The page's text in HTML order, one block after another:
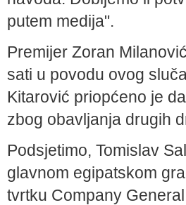
putem medija".
Premijer Zoran
sati u povodu ovog
Kitarović priopćeno je
zbog obavljanja drugih
Podsjetimo, Tomislav
glavnom egipatskom
tvrtku Company